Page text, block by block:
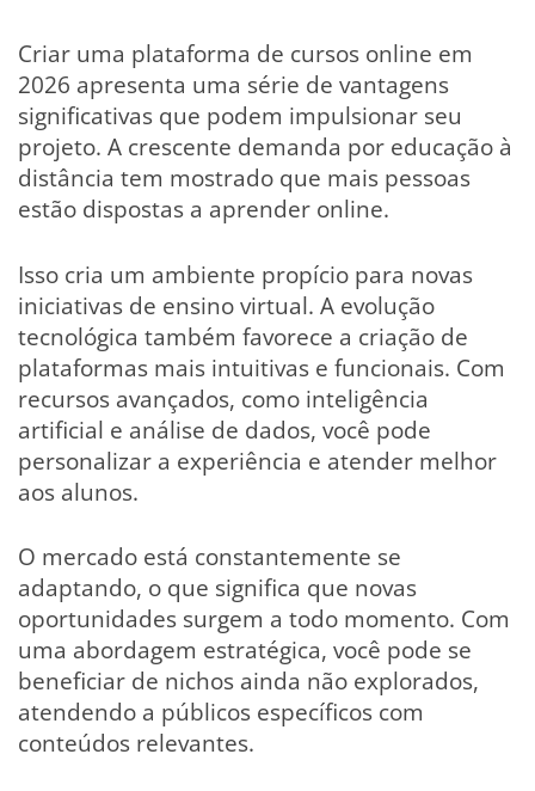
Criar uma plataforma de cursos online em
2026 apresenta uma série de vantagens
significativas que podem impulsionar seu
projeto. A crescente demanda por educação à
distância tem mostrado que mais pessoas
estão dispostas a aprender online.
Isso cria um ambiente propício para novas
iniciativas de ensino virtual. A evolução
tecnológica também favorece a criação de
plataformas mais intuitivas e funcionais. Com
recursos avançados, como inteligência
artificial e análise de dados, você pode
personalizar a experiência e atender melhor
aos alunos.
O mercado está constantemente se
adaptando, o que significa que novas
oportunidades surgem a todo momento. Com
uma abordagem estratégica, você pode se
beneficiar de nichos ainda não explorados,
atendendo a públicos específicos com
conteúdos relevantes.